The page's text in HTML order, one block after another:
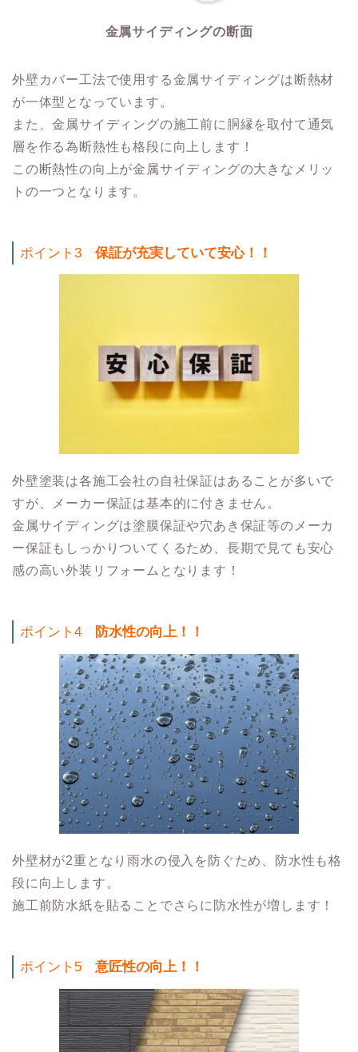
金属サイディングの断面
外壁カバー工法で使用する金属サイディングは断熱材
が一体型となっています。
また、金属サイディングの施工前に胴縁を取付て通気
層を作る為断熱性も格段に向上します！
この断熱性の向上が金属サイディングの大きなメリッ
トの一つとなります。
ポイント3 保証が充実していて安心！！
外壁塗装は各施工会社の自社保証はあることが多いで
すが、メーカー保証は基本的に付きません。
金属サイディングは塗膜保証や穴あき保証等のメーカ
ー保証もしっかりついてくるため、長期で見ても安心
感の高い外装リフォームとなります！
ポイント4 防水性の向上！！
外壁材が2重となり雨水の侵入を防ぐため、防水性も格
段に向上します。
施工前防水紙を貼ることでさらに防水性が増します！
ポイント5 意匠性の向上！！